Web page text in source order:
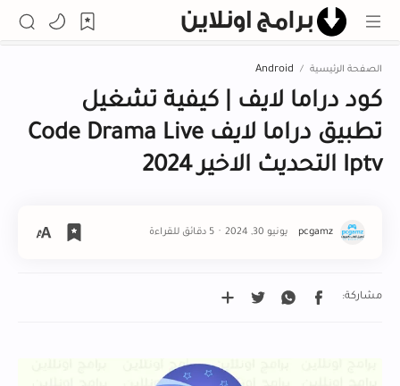
الصفحة الرئيسية Android
كود دراما لايف | كيفية تشغيل
تطبيق دراما لايف Code Drama Live
Iptv التحديث الاخير 2024
5 دقائق للقراءة